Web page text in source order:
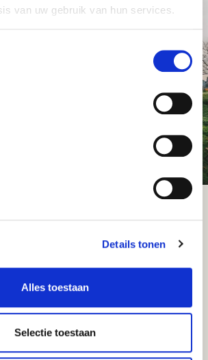
van uw gebruik van hun services.
Details tonen
Alles toestaan
Selectie toestaan
over meerdere
langs de as